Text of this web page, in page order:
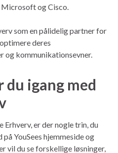
og Cisco.
som en pålidelig partner for
deres
og kommunikationsevner.
du igang med
Erhverv, er der nogle trin, du
YouSees hjemmeside og
vil du se forskellige løsninger,